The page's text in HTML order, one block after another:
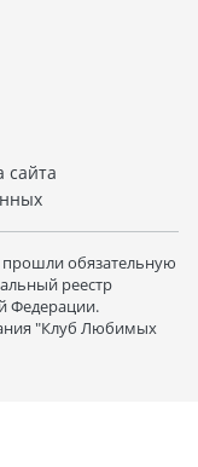
сайта
прошли обязательную
реестр
Федерации.
"Клуб Любимых